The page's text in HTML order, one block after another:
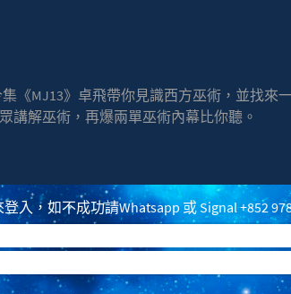
《MJ13》卓飛帶你見識西方巫術，並找
講解巫術，再爆兩單巫術內幕比你聽。
入，如不成功請Whatsapp 或 Signal +852